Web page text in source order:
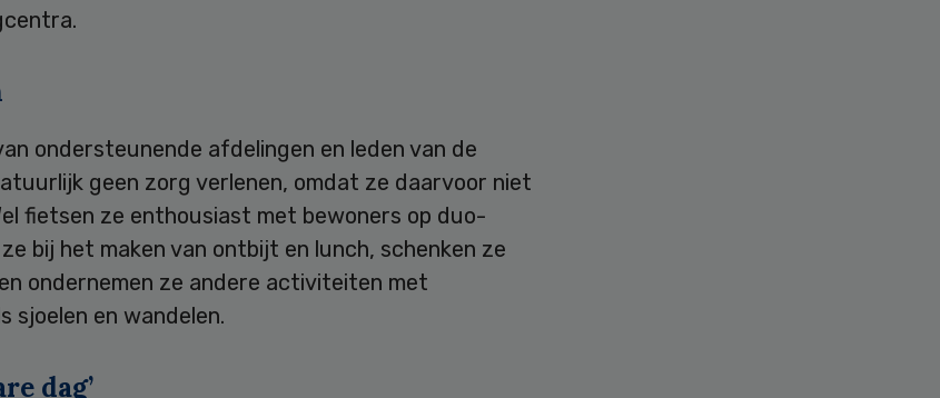
ondersteunende afdelingen en leden van de
geen zorg verlenen, omdat ze daarvoor niet
fietsen ze enthousiast met bewoners op duo-
bij het maken van ontbijt en lunch, schenken ze
ondernemen ze andere activiteiten met
sjoelen en wandelen.
dag’